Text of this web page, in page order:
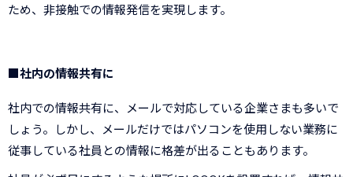
ため、非接触での情報発信を実現します。
■社内の情報共有に
社内での情報共有に、メールで対応している企業さまも多いで
しょう。しかし、メールだけではパソコンを使用しない業務に
従事している社員との情報に格差が出ることもあります。